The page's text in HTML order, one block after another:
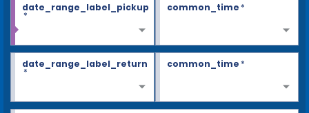
date_range_label_pickup
*
common_time*
date_range_label_return
*
common_time*